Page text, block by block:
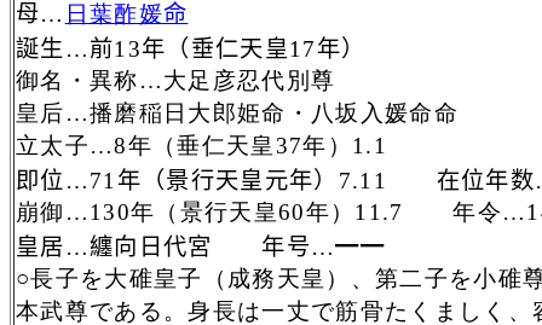
母… 日葉酢媛命
誕生…前13年（垂仁天皇17年）
御名・異称…大足彦忍代別尊
皇后…播磨稲日大郎姫命・八坂入媛命命
立太子…8年（垂仁天皇 37年） 1.1
即位…71 年（景行天皇元年） 7.11
在位年
崩御…130年（景行天皇60年） 11.7 年令…
皇居…纏向日代宮 年号…━━
○長子を大碓皇子（成務天皇）、第二子を小
本武尊である。身長は一丈で筋骨たくましく